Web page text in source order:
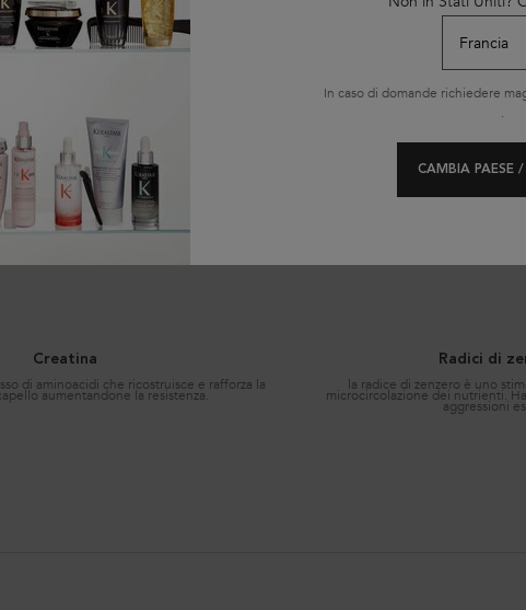
Ingredienti chiave
Creatina
di aminoacidi che ricostruisce e rafforza la
aumentandone la resistenza.
Radici di
la radice di zenzero è uno
microcircolazione dei nutrienti.
aggressioni
In caso di domande richiedere
.
CAMBIA PAESE /